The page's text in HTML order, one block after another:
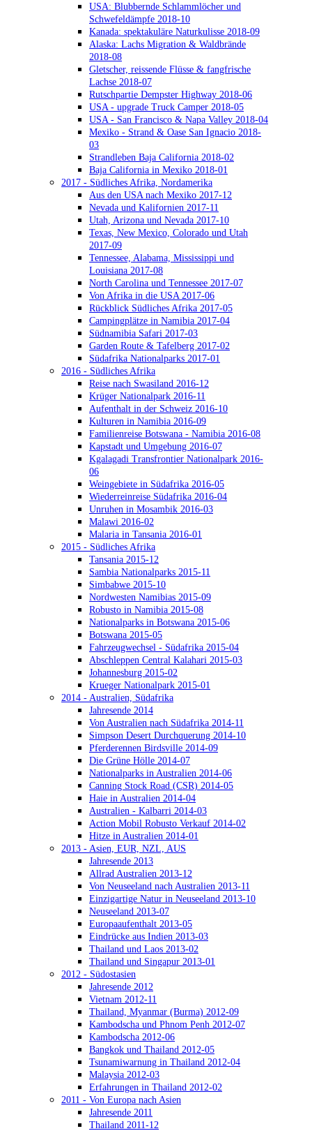
USA: Blubbernde Schlammlöcher und
Schwefeldämpfe 2018-10
Kanada: spektakuläre Naturkulisse 2018-09
Alaska: Lachs Migration & Waldbrände
2018-08
Gletscher, reissende Flüsse & fangfrische
Lachse 2018-07
Rutschpartie Dempster Highway 2018-06
USA - upgrade Truck Camper 2018-05
USA - San Francisco & Napa Valley 2018-04
Mexiko - Strand & Oase San Ignacio 2018-
03
Strandleben Baja California 2018-02
Baja California in Mexiko 2018-01
2017 - Südliches Afrika, Nordamerika
Aus den USA nach Mexiko 2017-12
Nevada und Kalifornien 2017-11
Utah, Arizona und Nevada 2017-10
Texas, New Mexico, Colorado und Utah
2017-09
Tennessee, Alabama, Mississippi und
Louisiana 2017-08
North Carolina und Tennessee 2017-07
Von Afrika in die USA 2017-06
Rückblick Südliches Afrika 2017-05
Campingplätze in Namibia 2017-04
Südnamibia Safari 2017-03
Garden Route & Tafelberg 2017-02
Südafrika Nationalparks 2017-01
2016 - Südliches Afrika
Reise nach Swasiland 2016-12
Krüger Nationalpark 2016-11
Aufenthalt in der Schweiz 2016-10
Kulturen in Namibia 2016-09
Familienreise Botswana - Namibia 2016-08
Kapstadt und Umgebung 2016-07
Kgalagadi Transfrontier Nationalpark 2016-
06
Weingebiete in Südafrika 2016-05
Wiederreinreise Südafrika 2016-04
Unruhen in Mosambik 2016-03
Malawi 2016-02
Malaria in Tansania 2016-01
2015 - Südliches Afrika
Tansania 2015-12
Sambia Nationalparks 2015-11
Simbabwe 2015-10
Nordwesten Namibias 2015-09
Robusto in Namibia 2015-08
Nationalparks in Botswana 2015-06
Botswana 2015-05
Fahrzeugwechsel - Südafrika 2015-04
Abschleppen Central Kalahari 2015-03
Johannesburg 2015-02
Krueger Nationalpark 2015-01
2014 - Australien, Südafrika
Jahresende 2014
Von Australien nach Südafrika 2014-11
Simpson Desert Durchquerung 2014-10
Pferderennen Birdsville 2014-09
Die Grüne Hölle 2014-07
Nationalparks in Australien 2014-06
Canning Stock Road (CSR) 2014-05
Haie in Australien 2014-04
Australien - Kalbarri 2014-03
Action Mobil Robusto Verkauf 2014-02
Hitze in Australien 2014-01
2013 - Asien, EUR, NZL, AUS
Jahresende 2013
Allrad Australien 2013-12
Von Neuseeland nach Australien 2013-11
Einzigartige Natur in Neuseeland 2013-10
Neuseeland 2013-07
Europaaufenthalt 2013-05
Eindrücke aus Indien 2013-03
Thailand und Laos 2013-02
Thailand und Singapur 2013-01
2012 - Südostasien
Jahresende 2012
Vietnam 2012-11
Thailand, Myanmar (Burma) 2012-09
Kambodscha und Phnom Penh 2012-07
Kambodscha 2012-06
Bangkok und Thailand 2012-05
Tsunamiwarnung in Thailand 2012-04
Malaysia 2012-03
Erfahrungen in Thailand 2012-02
2011 - Von Europa nach Asien
Jahresende 2011
Thailand 2011-12